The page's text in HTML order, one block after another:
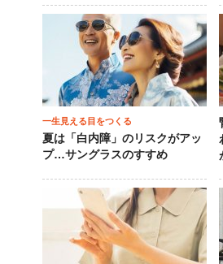
一生見える目をつくる
夏は「白内障」のリスクがアッ
プ…サングラスのすすめ